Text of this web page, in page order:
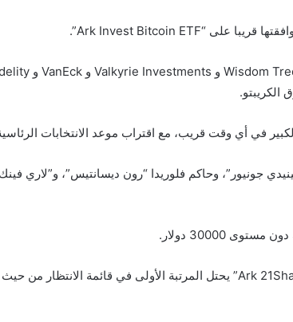
أي وقت قريب، مع اقتراب موعد الانتخابات الرئاسية
جونيور”، وحاكم فلوريدا “رون ديسانتيس”، و”لاري
30000 دولار.